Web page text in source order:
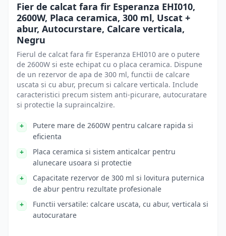
Fier de calcat fara fir Esperanza EHI010,
2600W, Placa ceramica, 300 ml, Uscat +
abur, Autocurstare, Calcare verticala,
Negru
Fierul de calcat fara fir Esperanza EHI010 are o putere
de 2600W si este echipat cu o placa ceramica. Dispune
de un rezervor de apa de 300 ml, functii de calcare
uscata si cu abur, precum si calcare verticala. Include
caracteristici precum sistem anti-picurare, autocuratare
si protectie la supraincalzire.
Putere mare de 2600W pentru calcare rapida si
eficienta
Placa ceramica si sistem anticalcar pentru
alunecare usoara si protectie
Capacitate rezervor de 300 ml si lovitura puternica
de abur pentru rezultate profesionale
Functii versatile: calcare uscata, cu abur, verticala si
autocuratare